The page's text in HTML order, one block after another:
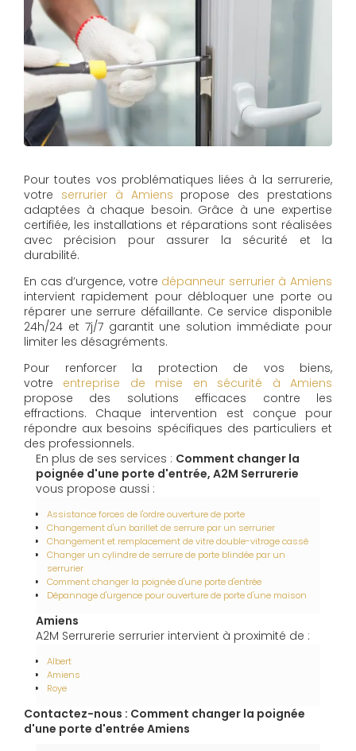
Pour toutes vos problématiques liées à la serrurerie,
votre serrurier à Amiens propose des prestations
adaptées à chaque besoin. Grâce à une expertise
certifiée, les installations et réparations sont réalisées
avec précision pour assurer la sécurité et la
durabilité.
En cas d’urgence, votre dépanneur serrurier à Amiens
intervient rapidement pour débloquer une porte ou
réparer une serrure défaillante. Ce service disponible
24h/24 et 7j/7 garantit une solution immédiate pour
limiter les désagréments.
Pour renforcer la protection de vos biens,
votre entreprise de mise en sécurité à Amiens
propose des solutions efficaces contre les
effractions. Chaque intervention est conçue pour
répondre aux besoins spécifiques des particuliers et
des professionnels.
En plus de ses services : Comment changer la
poignée d'une porte d'entrée, A2M Serrurerie
vous propose aussi :
Assistance forces de l'ordre ouverture de porte
Changement d'un barillet de serrure par un serrurier
Changement et remplacement de vitre double-vitrage cassé
Changer un cylindre de serrure de porte blindée par un
serrurier
Comment changer la poignée d'une porte d'entrée
Dépannage d'urgence pour ouverture de porte d'une maison
Amiens
A2M Serrurerie serrurier intervient à proximité de :
Albert
Amiens
Roye
Contactez-nous : Comment changer la poignée
d'une porte d'entrée Amiens